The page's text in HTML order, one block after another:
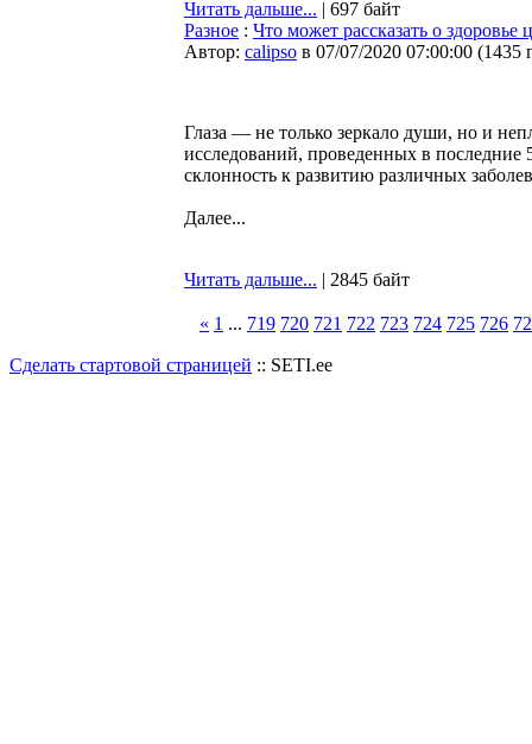
Читать дальше... | 697 байт
Разное : Что может рассказать о
Автор: calipso в 07/07/2020 07:00:00 (1435
Глаза — не только зеркало души, но и
исследований, проведенных в последние
склонность к развитию различных
Далее...
Читать дальше... | 2845 байт
« 1 ... 719 720 721 722 723 724 725 726
Сделать стартовой страницей :: SETI.ee